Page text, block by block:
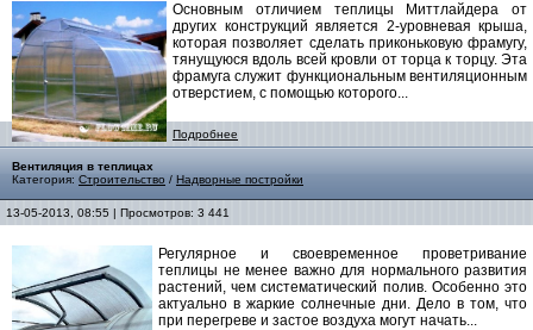
Основным отличием теплицы Миттлайдера от
других конструкций является 2-уровневая крыша,
которая позволяет сделать приконьковую фрамугу,
тянущуюся вдоль всей кровли от торца к торцу. Эта
фрамуга служит функциональным вентиляционным
отверстием, с помощью которого...
Подробнее
Вентиляция в теплицах
Категория: Строительство / Надворные постройки
13-05-2013, 08:55 | Просмотров: 3 441
Регулярное и своевременное проветривание
теплицы не менее важно для нормального развития
растений, чем систематический полив. Особенно это
актуально в жаркие солнечные дни. Дело в том, что
при перегреве и застое воздуха могут начать...